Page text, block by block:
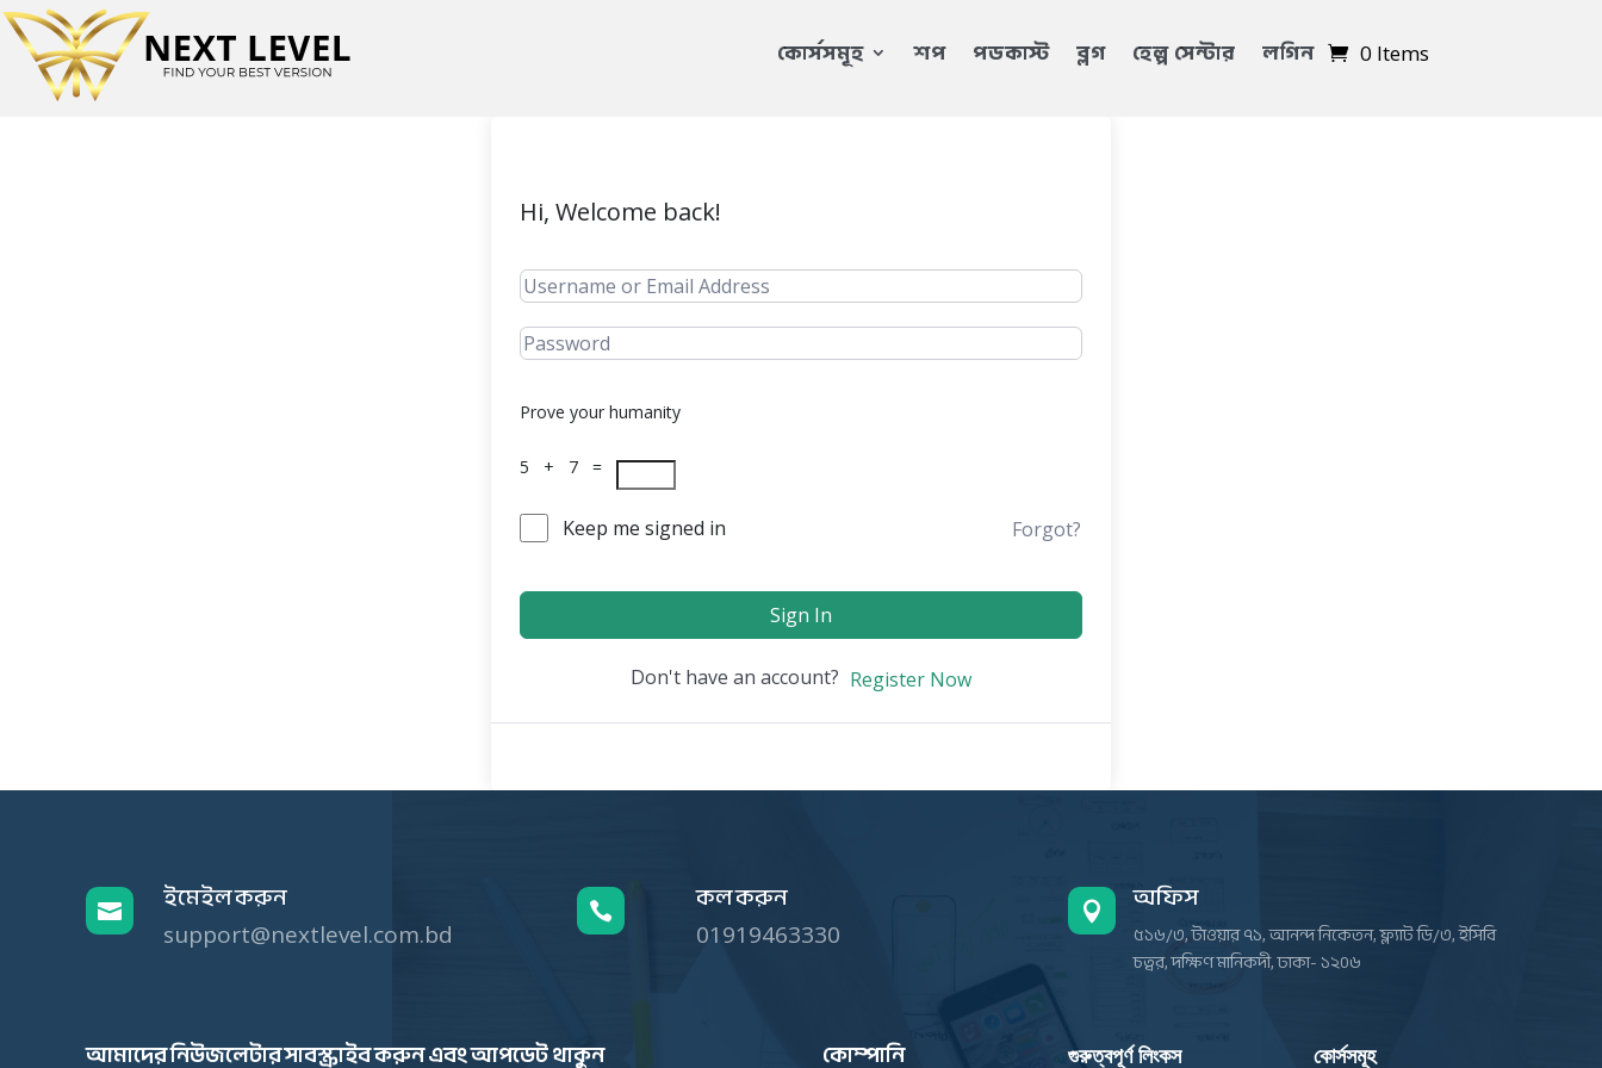
কোর্সসমূহ শপ পডকাস্ট ব্লগ হেল্প সেন্টার লগিন 0 Items
Hi, Welcome back!
Prove your humanity
5 + 7 =
Keep me signed in Forgot?
Sign In
Don't have an account? Register Now
 ইমেইল করুন
support@nextlevel.com.bd
 কল করুন
01919463330
 অফিস
৫১৬/৩, টাওয়ার ৭১, আনন্দ নিকেতন, ফ্ল্যাট ডি/৩, ইসিবি
চত্বর, দক্ষিণ মানিকদী, ঢাকা- ১২০৬
আমাদের নিউজলেটার সাবস্ক্রাইব করুন এবং আপডেট থাকুন কোম্পানি গুরুত্বপূর্ণ লিংকস কোর্সসমূহ